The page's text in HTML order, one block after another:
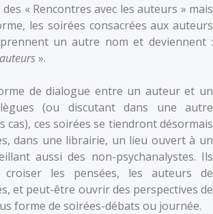
« Rencontres avec les auteurs » mais
les soirées consacrées aux auteurs
un autre nom et deviennent :
».
de dialogue entre un auteur et un
(ou discutant dans une autre
cas), ces soirées se tiendront désormais
dans une librairie, un lieu ouvert à un
aussi des non-psychanalystes. Ils
les pensées, les auteurs de
et peut-être ouvrir des perspectives de
forme de soirées-débats ou journée.